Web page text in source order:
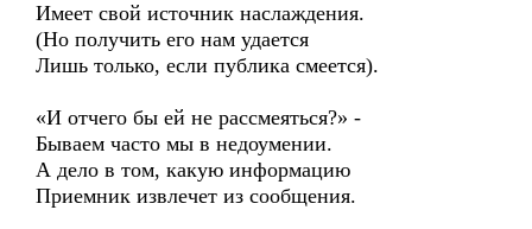
Имеет свой источник наслаждения.
(Но получить его нам удается
Лишь только, если публика смеется).
«И отчего бы ей не рассмеяться?» -
Бываем часто мы в недоумении.
А дело в том, какую информацию
Приемник извлечет из сообщения.